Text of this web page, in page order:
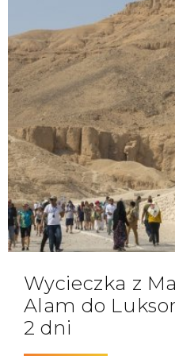
do Luksoru. Podczas
przewodnikiem.
Wycieczka z
Alam do
2 dni